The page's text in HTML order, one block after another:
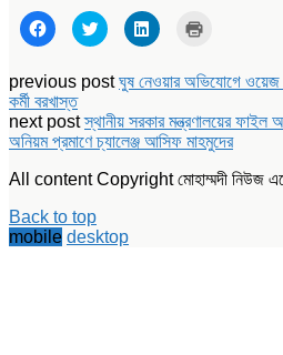
Click
to
share
Facebook
(Opens
in
new
window)
Click
to
share
Twitter
(Opens
new
window)
Click
to
LinkedIn
(Opens
new
window)
in
new
previous postঘুষ নেওয়ার অভিযোগে ওয়েজ
কর্মী বরখাস্ত
next postস্থানীয় সরকার মন্ত্রণালয়ের ফাইল
অনিয়ম প্রমাণে চ্যালেঞ্জ আসিফ মাহমুদের
All content Copyright মোহাম্মদী নিউজ
Back to top
mobile desktop